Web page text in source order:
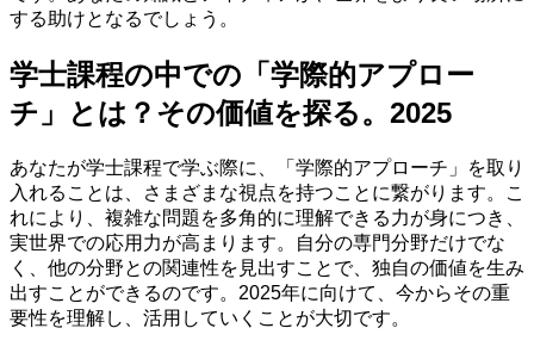
する助けとなるでしょう。
学士課程の中での「学際的アプロー
チ」とは？その価値を探る。2025
あなたが学士課程で学ぶ際に、「学際的アプローチ」を取り
入れることは、さまざまな視点を持つことに繋がります。こ
れにより、複雑な問題を多角的に理解できる力が身につき、
実世界での応用力が高まります。自分の専門分野だけでな
く、他の分野との関連性を見出すことで、独自の価値を生み
出すことができるのです。2025年に向けて、今からその重
要性を理解し、活用していくことが大切です。